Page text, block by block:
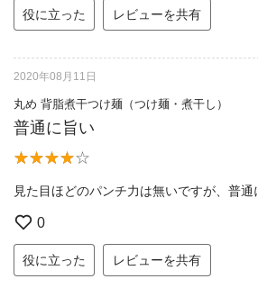
役に立った レビューを共有
2020年08月11日
丸め 背脂煮干つけ麺（つけ麺・煮干し）
普通に旨い
見た目ほどのパンチ力は無いですが、普通
0
役に立った レビューを共有